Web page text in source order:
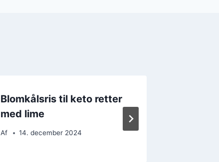
Blomkålsris til keto retter
med lime
Af 14. december 2024